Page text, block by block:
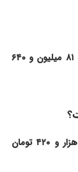
۸۱ میلیون و ۶۴۰